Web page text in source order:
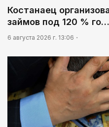
Костанаец
займов под 120 % го…
6 августа 2026 г. 13:06